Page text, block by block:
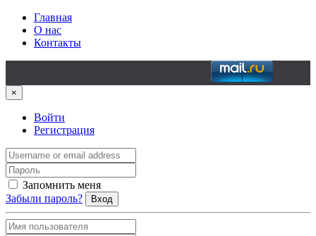
Главная
О нас
Контакты
×
Войти
Регистрация
Запомнить меня
Забыли пароль?
Вход